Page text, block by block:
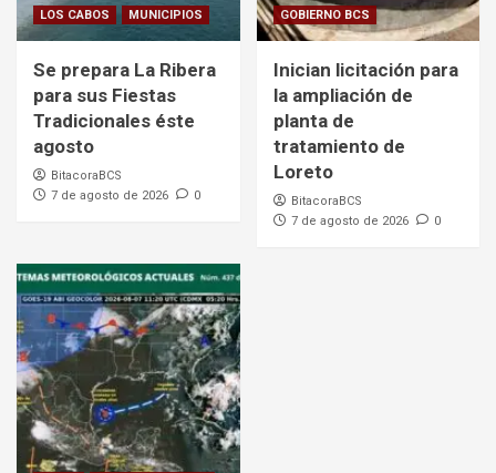
LOS CABOS MUNICIPIOS
Se prepara La Ribera
para sus Fiestas
Tradicionales éste
agosto
BitacoraBCS
7 de agosto de 2026
0
GOBIERNO BCS
Inician licitación para
la ampliación de
planta de
tratamiento de
Loreto
BitacoraBCS
7 de agosto de 2026
0